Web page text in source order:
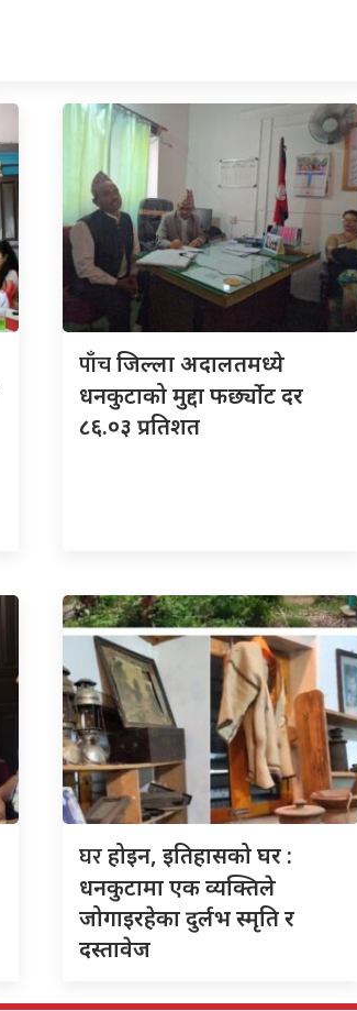
पाँचजिल्ला अदालतमध्ये
धनकुटाको मुद्दा फर्छ्योट दर
८६.०३ प्रतिशत
घरहोइन, इतिहासको घर :
धनकुटामा एक व्यक्तिले
जोगाइरहेका दुर्लभ स्मृति र
दस्तावेज